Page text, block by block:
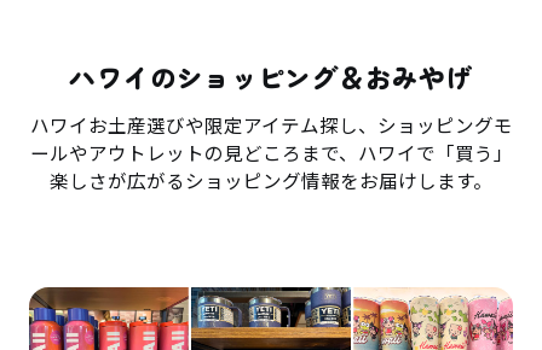
ハワイのショッピング＆おみやげ
ハワイお土産選びや限定アイテム探し、ショッピングモ
ールやアウトレットの見どころまで、ハワイで「買う」
楽しさが広がるショッピング情報をお届けします。